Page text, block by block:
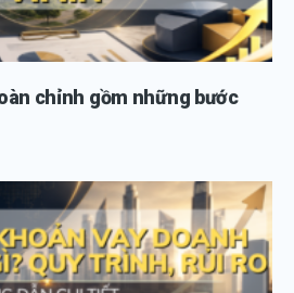
chỉnh gồm những bước